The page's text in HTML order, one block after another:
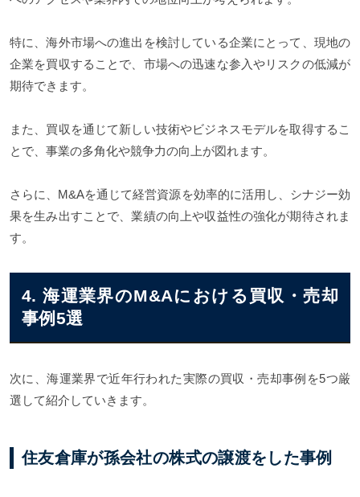
特に、海外市場への進出を検討している企業にとって、現地の
企業を買収することで、市場への迅速な参入やリスクの低減が
期待できます。
また、買収を通じて新しい技術やビジネスモデルを取得するこ
とで、事業の多角化や競争力の向上が図れます。
さらに、M&Aを通じて経営資源を効率的に活用し、シナジー効
果を生み出すことで、業績の向上や収益性の強化が期待されま
す。
4. 海運業界のM&Aにおける買収・売却
事例5選
次に、海運業界で近年行われた実際の買収・売却事例を5つ厳
選して紹介していきます。
住友倉庫が孫会社の株式の譲渡をした事例